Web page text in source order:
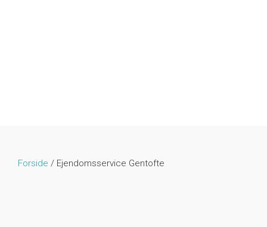
Forside / Ejendomsservice Gentofte